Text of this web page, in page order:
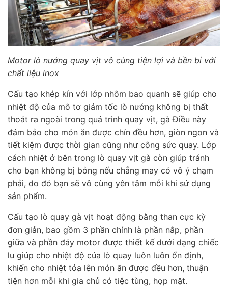
Motor lò nướng quay vịt vô cùng tiện lợi và bền bỉ với
chất liệu inox
Cấu tạo khép kín với lớp nhôm bao quanh sẽ giúp cho
nhiệt độ của mô tơ giảm tốc lò nướng không bị thất
thoát ra ngoài trong quá trình quay vịt, gà Điều này
đảm bảo cho món ăn được chín đều hơn, giòn ngon và
tiết kiệm được thời gian cũng như công sức quay. Lớp
cách nhiệt ở bên trong lò quay vịt gà còn giúp tránh
cho bạn không bị bỏng nếu chẳng may có vô ý chạm
phải, do đó bạn sẽ vô cùng yên tâm mỗi khi sử dụng
sản phẩm.
Cấu tạo lò quay gà vịt hoạt động bằng than cực kỳ
đơn giản, bao gồm 3 phần chính là phần nắp, phần
giữa và phần đáy motor được thiết kế dưới dạng chiếc
lu giúp cho nhiệt độ của lò quay luôn luôn ổn định,
khiến cho nhiệt tỏa lên món ăn được đều hơn, thuận
tiện hơn mỗi khi gia chủ có tiệc tùng, họp mặt.